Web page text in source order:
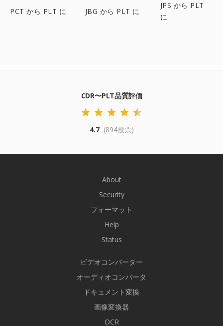
PCT から PLT に JBG から PLT に
JPS から PLT
に
CDR〜PLT品質評価
4.7 (894投票)
About
Security
フォーマット
Help
Status
ビデオコンバーター
オーディオコンバータ
ドキュメント変換
画像変換器
OCR